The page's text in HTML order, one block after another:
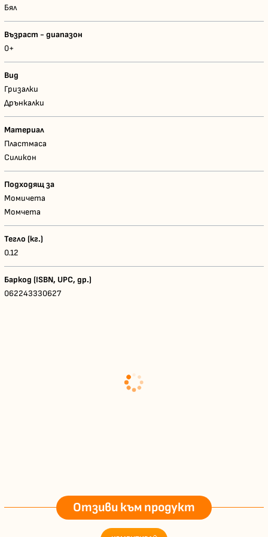
Бял
Възраст - диапазон
0+
Вид
Гризалки
Дрънкалки
Материал
Пластмаса
Силикон
Подходящ за
Момичета
Момчета
Тегло (кг.)
0.12
Баркод (ISBN, UPC, др.)
062243330627
Отзиви към продукт